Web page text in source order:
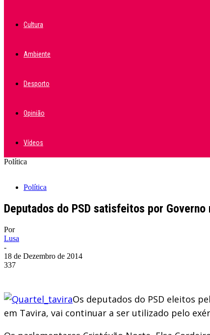
Cultura
Ambiente
Desporto
Opinião
Vídeos
Política
Política
Deputados do PSD satisfeitos por
Por
Lusa
-
18 de Dezembro de 2014
337
Os deputados do PSD eleitos
em Tavira, vai continuar a ser utilizado pelo